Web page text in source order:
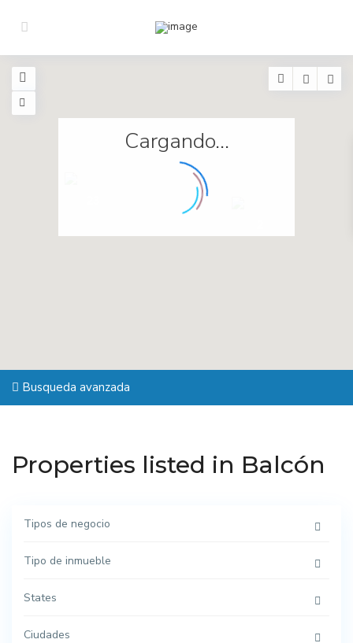
Cargando...
Busqueda avanzada
Properties listed in Balcón
Tipos de negocio
Tipo de inmueble
States
Ciudades